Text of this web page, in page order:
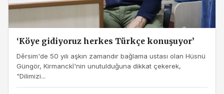
‘Köye gidiyoruz herkes Türkçe konuşuyor’
Dêrsim'de 50 yılı aşkın zamandır bağlama ustası olan Hüsnü
Güngör, Kirmanckî'nin unutulduğuna dikkat çekerek,
"Dilimizi...